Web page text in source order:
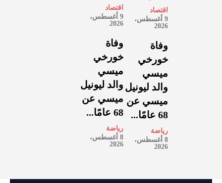
اقتصاد
9 أغسطس،
2026
وفاة
خورخي
ميسي
والد ليونيل
ميسي عن
68 عامًا...
رياضة
8 أغسطس،
2026
اقتصاد
9 أغسطس،
2026
وفاة
خورخي
ميسي
والد ليونيل
ميسي عن
68 عامًا...
رياضة
8 أغسطس،
2026